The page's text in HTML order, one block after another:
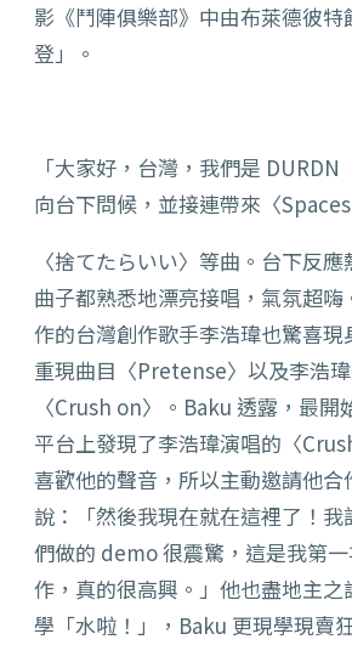
影《鬥陣俱樂部》中由布萊德彼特
登」。
「大家好，台灣，我們是
向台下問候，並接連帶來〈
〈捨てたらいい〉等曲。台下反
曲子都熟悉地漂亮接唱，氣氛超嗨
作的台灣創作歌手李浩瑋也驚喜現
重現曲目〈Pretense〉以及李浩
〈Crush on〉。Baku 透露，最開
平台上發現了李浩瑋演唱的〈
喜歡他的聲音，所以主動邀請他
說：「然後我現在就在這裡了！
們做的 demo 很震驚，這是我第
作，真的很高興。」他也盡地主之
學「水啦！」，Baku 更現學現賣